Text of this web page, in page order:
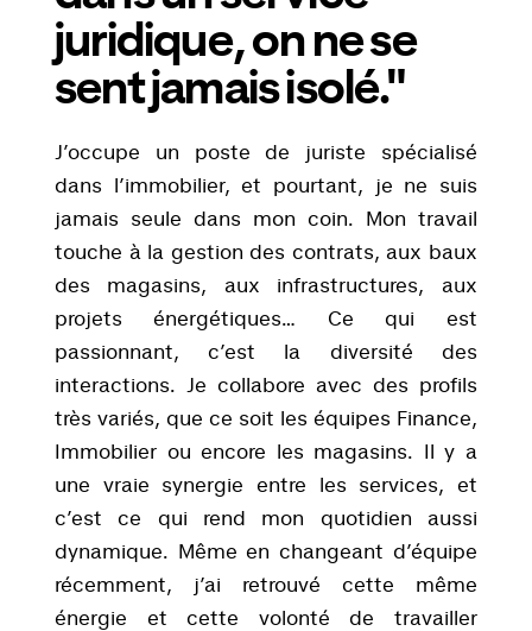
juridique, on ne se
sent jamais isolé."
J’occupe un poste de juriste spécialisé
dans l’immobilier, et pourtant, je ne suis
jamais seule dans mon coin. Mon travail
touche à la gestion des contrats, aux baux
des magasins, aux infrastructures, aux
projets énergétiques… Ce qui est
passionnant, c’est la diversité des
interactions. Je collabore avec des profils
très variés, que ce soit les équipes Finance,
Immobilier ou encore les magasins. Il y a
une vraie synergie entre les services, et
c’est ce qui rend mon quotidien aussi
dynamique. Même en changeant d’équipe
récemment, j’ai retrouvé cette même
énergie et cette volonté de travailler